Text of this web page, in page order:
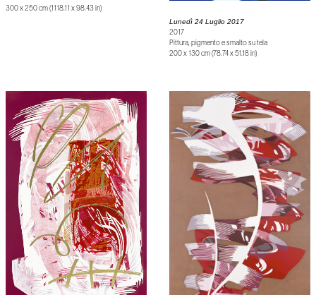
300 x 250 cm (1118.11 x 98.43 in)
Lunedì 24 Luglio 2017
2017
Pittura, pigmento e smalto su tela
200 x 130 cm (78.74 x 51.18 in)